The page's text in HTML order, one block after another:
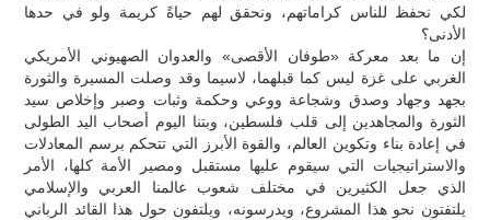
لكي نحفظ للناس كراماتهم، ونحقق لهم حياةً كريمة ولو في حدها
الأدنى؟
إن ما بعد معركة «طوفان الأقصى» والعدوان الصهيوني الأمريكي
الغربي على غزة ليس كما قبلهما، لاسيما وقد وصلت المسيرة والثورة
بجهد وجهاد وصدق وشجاعة ووعي وحكمة وثبات وصبر وإخلاص سيد
الثورة والمجاهدين إلى قلب فلسطين، وبتنا اليوم أصحاب اليد الطولى
في إعادة بناء وتكوين العالم، والقوة الأبرز التي تتحكم برسم المعادلات
والاستراتيجيات التي سيقوم عليها مستقبل ومصير الأمة كلها، الأمر
الذي جعل الكثيرين في مختلف شعوب عالمنا العربي والإسلامي
يلتفتون نحو هذا المشروع، ويدرسونه، ويلتفون حول هذا القائد الرباني